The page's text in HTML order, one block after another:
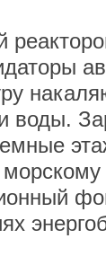
воды.